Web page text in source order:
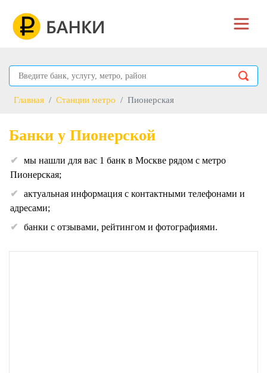
Главная Станции метро Пионерская
Банки у Пионерской
мы нашли для вас 1 банк в Москве рядом с метро
Пионерская;
актуальная информация с контактными телефонами и
адресами;
банки с отзывами, рейтингом и фотографиями.